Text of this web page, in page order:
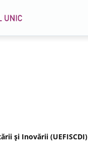
şi Inovării (UEFISCDI)